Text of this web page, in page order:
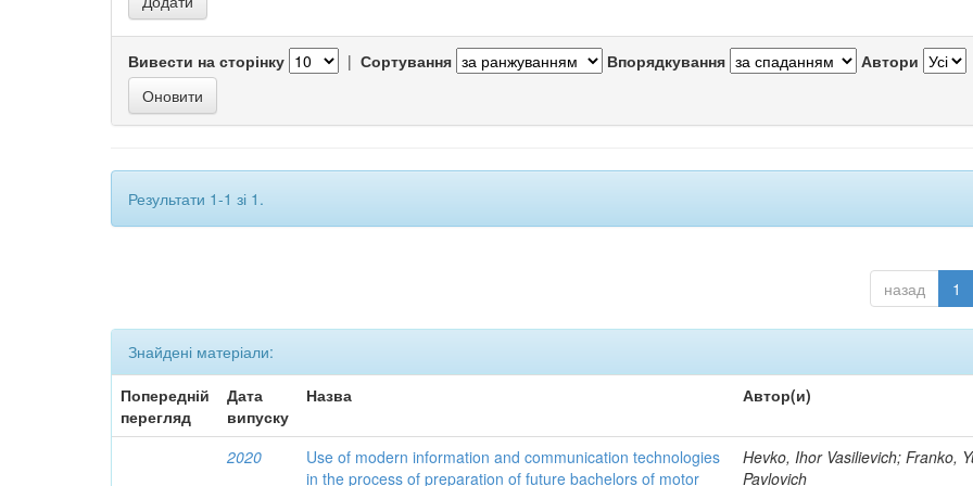
Вивести на сторінку | Сортування Впорядкування Автори
Результати 1-1 зі 1.
назад 1
Знайдені матеріали:
Попередній
перегляд
Дата
випуску
Назва Автор(и)
2020
Use of modern information and communication technologies
in the process of preparation of future bachelors of motor
Hevko, Ihor Vasilievich; Franko,
Pavlovich